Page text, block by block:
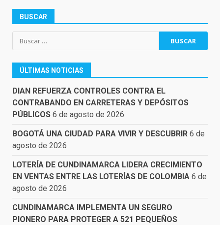
BUSCAR
Buscar:
ÚLTIMAS NOTICIAS
DIAN REFUERZA CONTROLES CONTRA EL
CONTRABANDO EN CARRETERAS Y DEPÓSITOS
PÚBLICOS 6 de agosto de 2026
BOGOTÁ UNA CIUDAD PARA VIVIR Y DESCUBRIR 6 de
agosto de 2026
LOTERÍA DE CUNDINAMARCA LIDERA CRECIMIENTO
EN VENTAS ENTRE LAS LOTERÍAS DE COLOMBIA 6 de
agosto de 2026
CUNDINAMARCA IMPLEMENTA UN SEGURO
PIONERO PARA PROTEGER A 521 PEQUEÑOS